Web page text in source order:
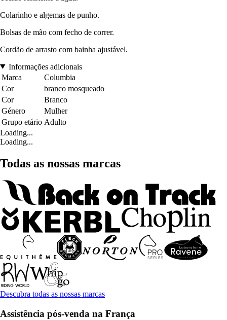
Colarinho e algemas de punho.
Bolsas de mão com fecho de correr.
Cordão de arrasto com bainha ajustável.
Informações adicionais
Marca
Columbia
Cor
branco mosqueado
Cor
Branco
Género
Mulher
Grupo etário Adulto
Loading...
Loading...
Todas as nossas marcas
Descubra todas as nossas marcas
Assistência pós-venda na França